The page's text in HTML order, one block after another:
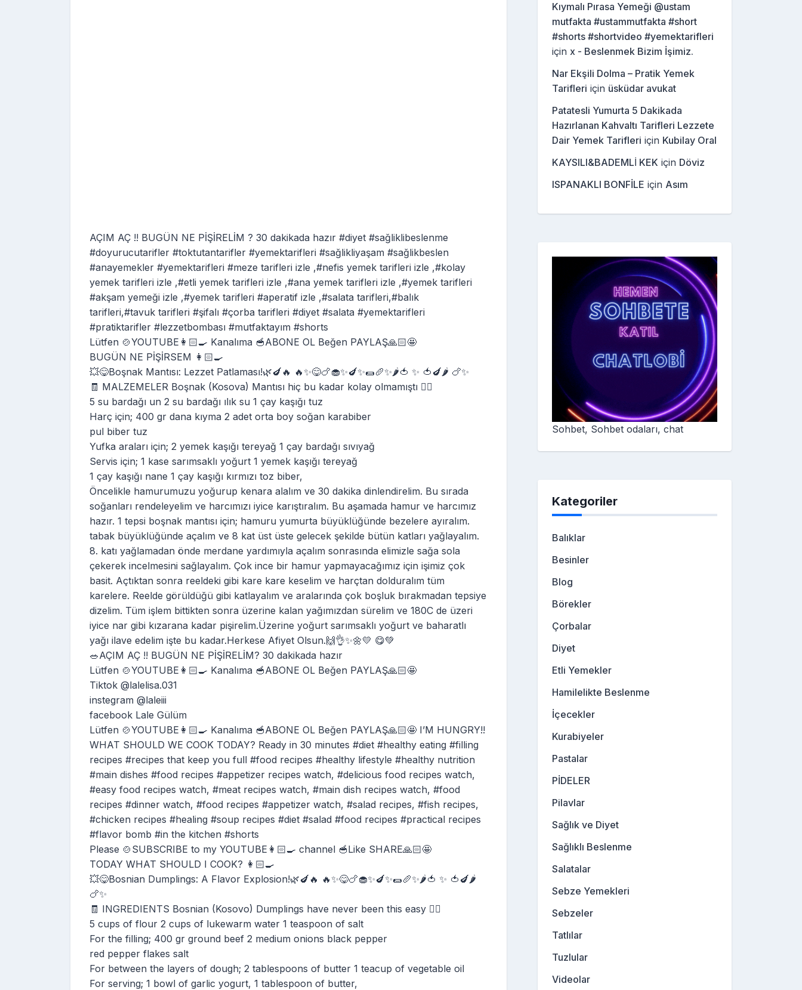
AÇIM AÇ !! BUGÜN NE PİŞİRELİM ? 30 dakikada hazır #diyet #sağliklibeslenme
#doyurucutarifler #toktutantarifler #yemektarifleri #sağlikliyaşam #sağlikbeslen
#anayemekler #yemektarifleri #meze tarifleri izle ,#nefis yemek tarifleri izle ,#kolay
yemek tarifleri izle ,#etli yemek tarifleri izle ,#ana yemek tarifleri izle ,#yemek tarifleri
#akşam yemeği izle ,#yemek tarifleri #aperatif izle ,#salata tarifleri,#balık
tarifleri,#tavuk tarifleri #şifalı #çorba tarifleri #diyet #salata #yemektarifleri
#pratiktarifler #lezzetbombası #mutfaktayım #shorts
Lütfen 🍲YOUTUBE👩🏻‍🍳 Kanalıma 🥣ABONE OL Beğen PAYLAŞ🙏🏻🤩
BUGÜN NE PİŞİRSEM 👩🏻‍🍳
💥😋Boşnak Mantısı: Lezzet Patlaması!🌿🍆🔥 🔥✨😋🍗🧁✨🍆✨🌯🥖✨🌶️🍅 ✨ 🍅🍆🌶️ 🍗✨
🧾 MALZEMELER Boşnak (Kosova) Mantısı hiç bu kadar kolay olmamıştı 👌🏻
5 su bardağı un 2 su bardağı ılık su 1 çay kaşığı tuz
Harç için; 400 gr dana kıyma 2 adet orta boy soğan karabiber
pul biber tuz
Yufka araları için; 2 yemek kaşığı tereyağ 1 çay bardağı sıvıyağ
Servis için; 1 kase sarımsaklı yoğurt 1 yemek kaşığı tereyağ
1 çay kaşığı nane 1 çay kaşığı kırmızı toz biber,
Öncelikle hamurumuzu yoğurup kenara alalım ve 30 dakika dinlendirelim. Bu sırada
soğanları rendeleyelim ve harcımızı iyice karıştıralım. Bu aşamada hamur ve harcımız
hazır. 1 tepsi boşnak mantısı için; hamuru yumurta büyüklüğünde bezelere ayıralım.
tabak büyüklüğünde açalım ve 8 kat üst üste gelecek şekilde bütün katları yağlayalım.
8. katı yağlamadan önde merdane yardımıyla açalım sonrasında elimizle sağa sola
çekerek incelmesini sağlayalım. Çok ince bir hamur yapmayacağımız için işimiz çok
basit. Açtıktan sonra reeldeki gibi kare kare keselim ve harçtan dolduralım tüm
karelere. Reelde görüldüğü gibi katlayalım ve aralarında çok boşluk bırakmadan tepsiye
dizelim. Tüm işlem bittikten sonra üzerine kalan yağımızdan sürelim ve 180C de üzeri
iyice nar gibi kızarana kadar pişirelim.Üzerine yoğurt sarımsaklı yoğurt ve baharatlı
yağı ilave edelim işte bu kadar.Herkese Afiyet Olsun.🙌👌✨🌼💛 😋💚
🥗AÇIM AÇ !! BUGÜN NE PİŞİRELİM? 30 dakikada hazır
Lütfen 🍲YOUTUBE👩🏻‍🍳 Kanalıma 🥣ABONE OL Beğen PAYLAŞ🙏🏻🤩
Tiktok @lalelisa.031
instegram @laleiii
facebook Lale Gülüm
Lütfen 🍲YOUTUBE👩🏻‍🍳 Kanalıma 🥣ABONE OL Beğen PAYLAŞ🙏🏻🤩 I’M HUNGRY!!
WHAT SHOULD WE COOK TODAY? Ready in 30 minutes #diet #healthy eating #filling
recipes #recipes that keep you full #food recipes #healthy lifestyle #healthy nutrition
#main dishes #food recipes #appetizer recipes watch, #delicious food recipes watch,
#easy food recipes watch, #meat recipes watch, #main dish recipes watch, #food
recipes #dinner watch, #food recipes #appetizer watch, #salad recipes, #fish recipes,
#chicken recipes #healing #soup recipes #diet #salad #food recipes #practical recipes
#flavor bomb #in the kitchen #shorts
Please 🍲SUBSCRIBE to my YOUTUBE👩🏻‍🍳 channel 🥣Like SHARE🙏🏻🤩
TODAY WHAT SHOULD I COOK? 👩🏻‍🍳
💥😋Bosnian Dumplings: A Flavor Explosion!🌿🍆🔥 🔥✨😋🍗🧁✨🍆✨🌯🥖✨🌶️🍅 ✨ 🍅🍆🌶️
🍗✨
🧾 INGREDIENTS Bosnian (Kosovo) Dumplings have never been this easy 👌🏻
5 cups of flour 2 cups of lukewarm water 1 teaspoon of salt
For the filling; 400 gr ground beef 2 medium onions black pepper
red pepper flakes salt
For between the layers of dough; 2 tablespoons of butter 1 teacup of vegetable oil
For serving; 1 bowl of garlic yogurt, 1 tablespoon of butter,
Kıymalı Pırasa Yemeği @ustam
mutfakta #ustammutfakta #short
#shorts #shortvideo #yemektarifleri
için x - Beslenmek Bizim İşimiz.
Nar Ekşili Dolma – Pratik Yemek
Tarifleri için üsküdar avukat
Patatesli Yumurta 5 Dakikada
Hazırlanan Kahvaltı Tarifleri Lezzete
Dair Yemek Tarifleri için Kubilay Oral
KAYSILI&BADEMLİ KEK için Döviz
ISPANAKLI BONFİLE için Asım
Sohbet, Sohbet odaları, chat
Kategoriler
Balıklar
Besinler
Blog
Börekler
Çorbalar
Diyet
Etli Yemekler
Hamilelikte Beslenme
İçecekler
Kurabiyeler
Pastalar
PİDELER
Pilavlar
Sağlık ve Diyet
Sağlıklı Beslenme
Salatalar
Sebze Yemekleri
Sebzeler
Tatlılar
Tuzlular
Videolar